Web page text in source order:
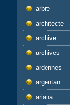
arbre
architecte
archive
archives
ardennes
argentan
ariana